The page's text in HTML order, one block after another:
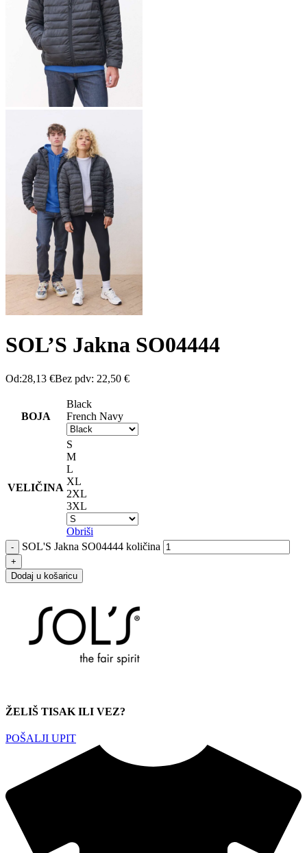
SOL’S Jakna SO04444
Od:28,13 €Bez pdv: 22,50 €
BOJA
Black
French Navy
VELIČINA
S
M
L
XL
2XL
3XL
Obriši
SOL'S Jakna SO04444 količina
Dodaj u košaricu
ŽELIŠ TISAK ILI VEZ?
POŠALJI UPIT